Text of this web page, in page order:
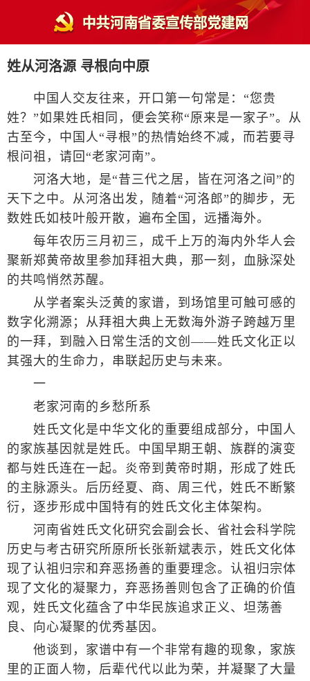
姓从河洛源 寻根向中原
中国人交友往来，开口第一句常是：“您贵
姓？”如果姓氏相同，便会笑称“原来是一家子”。从
古至今，中国人“寻根”的热情始终不减，而若要寻
根问祖，请回“老家河南”。
河洛大地，是“昔三代之居，皆在河洛之间”的
天下之中。从河洛出发，随着“河洛郎”的脚步，无
数姓氏如枝叶般开散，遍布全国，远播海外。
每年农历三月初三，成千上万的海内外华人会
聚新郑黄帝故里参加拜祖大典，那一刻，血脉深处
的共鸣悄然苏醒。
从学者案头泛黄的家谱，到场馆里可触可感的
数字化溯源；从拜祖大典上无数海外游子跨越万里
的一拜，到融入日常生活的文创——姓氏文化正以
其强大的生命力，串联起历史与未来。
一
老家河南的乡愁所系
姓氏文化是中华文化的重要组成部分，中国人
的家族基因就是姓氏。中国早期王朝、族群的演变
都与姓氏连在一起。炎帝到黄帝时期，形成了姓氏
的主脉源头。后历经夏、商、周三代，姓氏不断繁
衍，逐步形成中国特有的姓氏文化主体架构。
河南省姓氏文化研究会副会长、省社会科学院
历史与考古研究所原所长张新斌表示，姓氏文化体
现了认祖归宗和弃恶扬善的重要理念。认祖归宗体
现了文化的凝聚力，弃恶扬善则包含了正确的价值
观，姓氏文化蕴含了中华民族追求正义、坦荡善
良、向心凝聚的优秀基因。
他谈到，家谱中有一个非常有趣的现象，家族
里的正面人物，后辈代代以此为荣，并凝聚了大量